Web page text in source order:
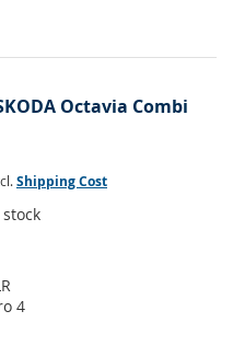
Octavia Combi
Shipping Cost
4